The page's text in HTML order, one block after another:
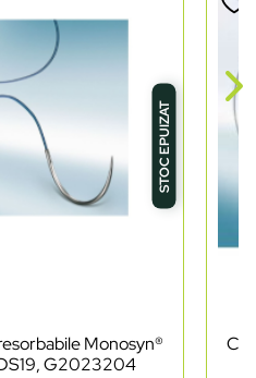
STOC EPUIZAT
Monosyn®
G2023204